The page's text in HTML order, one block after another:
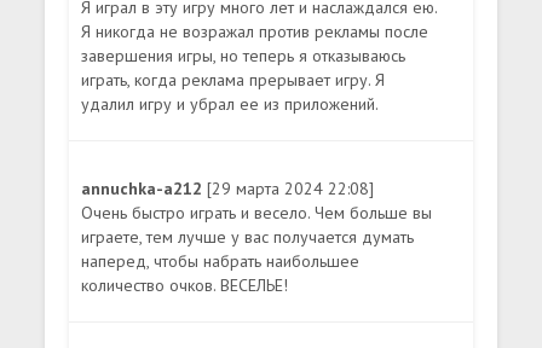
Я играл в эту игру много лет и наслаждался ею.
Я никогда не возражал против рекламы после
завершения игры, но теперь я отказываюсь
играть, когда реклама прерывает игру. Я
удалил игру и убрал ее из приложений.
annuchka-a212[29 марта 2024 22:08]
Очень быстро играть и весело. Чем больше вы
играете, тем лучше у вас получается думать
наперед, чтобы набрать наибольшее
количество очков. ВЕСЕЛЬЕ!